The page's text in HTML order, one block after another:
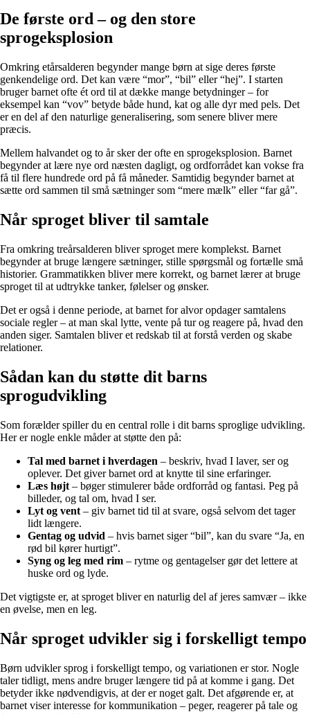
De første ord – og den store
sprogeksplosion
Omkring etårsalderen begynder mange børn at sige deres første
genkendelige ord. Det kan være “mor”, “bil” eller “hej”. I starten
bruger barnet ofte ét ord til at dække mange betydninger – for
eksempel kan “vov” betyde både hund, kat og alle dyr med pels. Det
er en del af den naturlige generalisering, som senere bliver mere
præcis.
Mellem halvandet og to år sker der ofte en sprogeksplosion. Barnet
begynder at lære nye ord næsten dagligt, og ordforrådet kan vokse fra
få til flere hundrede ord på få måneder. Samtidig begynder barnet at
sætte ord sammen til små sætninger som “mere mælk” eller “far gå”.
Når sproget bliver til samtale
Fra omkring treårsalderen bliver sproget mere komplekst. Barnet
begynder at bruge længere sætninger, stille spørgsmål og fortælle små
historier. Grammatikken bliver mere korrekt, og barnet lærer at bruge
sproget til at udtrykke tanker, følelser og ønsker.
Det er også i denne periode, at barnet for alvor opdager samtalens
sociale regler – at man skal lytte, vente på tur og reagere på, hvad den
anden siger. Samtalen bliver et redskab til at forstå verden og skabe
relationer.
Sådan kan du støtte dit barns
sprogudvikling
Som forælder spiller du en central rolle i dit barns sproglige udvikling.
Her er nogle enkle måder at støtte den på:
Tal med barnet i hverdagen – beskriv, hvad I laver, ser og
oplever. Det giver barnet ord at knytte til sine erfaringer.
Læs højt – bøger stimulerer både ordforråd og fantasi. Peg på
billeder, og tal om, hvad I ser.
Lyt og vent – giv barnet tid til at svare, også selvom det tager
lidt længere.
Gentag og udvid – hvis barnet siger “bil”, kan du svare “Ja, en
rød bil kører hurtigt”.
Syng og leg med rim – rytme og gentagelser gør det lettere at
huske ord og lyde.
Det vigtigste er, at sproget bliver en naturlig del af jeres samvær – ikke
en øvelse, men en leg.
Når sproget udvikler sig i forskelligt tempo
Børn udvikler sprog i forskelligt tempo, og variationen er stor. Nogle
taler tidligt, mens andre bruger længere tid på at komme i gang. Det
betyder ikke nødvendigvis, at der er noget galt. Det afgørende er, at
barnet viser interesse for kommunikation – peger, reagerer på tale og